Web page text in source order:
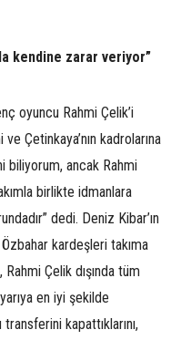
kendine zarar veriyor”
oyuncu Rahmi Çelik’i
Çetinkaya’nın kadrolarına
biliyorum, ancak Rahmi
birlikte idmanlara
dedi. Deniz Kibar’ın
Özbahar kardeşleri takıma
Çelik dışında tüm
en iyi şekilde
kapattıklarını,